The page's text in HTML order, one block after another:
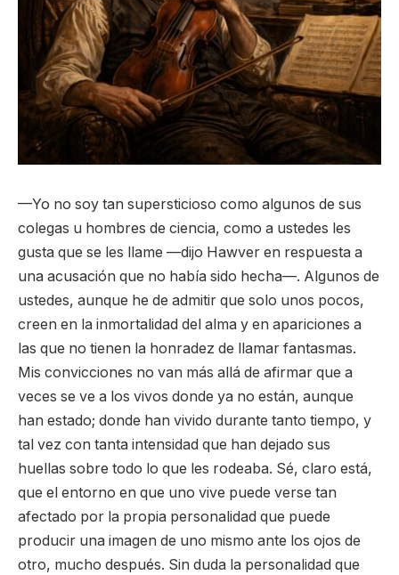
—Yo no soy tan supersticioso como algunos de sus
colegas u hombres de ciencia, como a ustedes les
gusta que se les llame —dijo Hawver en respuesta a
una acusación que no había sido hecha—. Algunos de
ustedes, aunque he de admitir que solo unos pocos,
creen en la inmortalidad del alma y en apariciones a
las que no tienen la honradez de llamar fantasmas.
Mis convicciones no van más allá de afirmar que a
veces se ve a los vivos donde ya no están, aunque
han estado; donde han vivido durante tanto tiempo, y
tal vez con tanta intensidad que han dejado sus
huellas sobre todo lo que les rodeaba. Sé, claro está,
que el entorno en que uno vive puede verse tan
afectado por la propia personalidad que puede
producir una imagen de uno mismo ante los ojos de
otro, mucho después. Sin duda la personalidad que